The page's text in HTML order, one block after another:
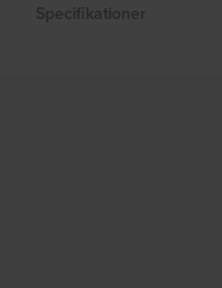
Specifikationer